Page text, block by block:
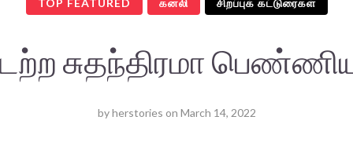
சுதந்திரமா
byherstories on March 14, 2022